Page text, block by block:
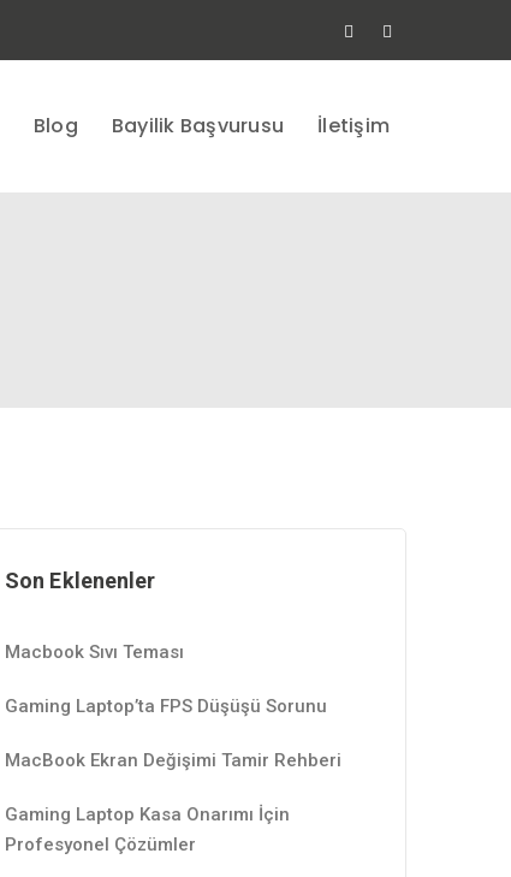
Facebook
ProfileProfile
Blog Bayilik Başvurusu İletişim
Son Eklenenler
Macbook Sıvı Teması
Gaming Laptop’ta FPS Düşüşü Sorunu
MacBook Ekran Değişimi Tamir Rehberi
Gaming Laptop Kasa Onarımı İçin
Profesyonel Çözümler